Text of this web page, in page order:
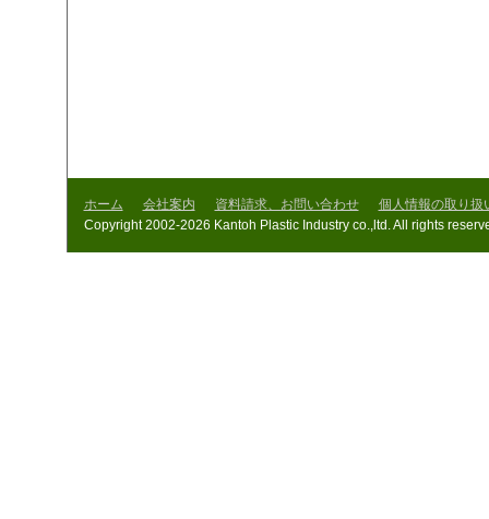
ホーム 会社案内 資料請求、お問い合わせ
個人情報の取り扱
Copyright 2002-2026 Kantoh Plastic Industry co.,ltd. All rights